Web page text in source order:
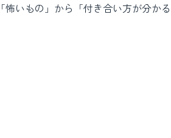
怖いもの」から「付き合い方が分かる